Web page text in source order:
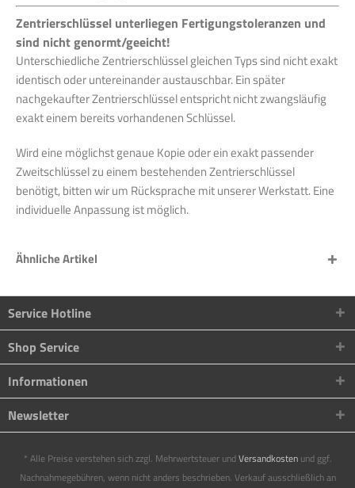
Zentrierschlüssel unterliegen Fertigungstoleranzen und
sind nicht genormt/geeicht!
Unterschiedliche Zentrierschlüssel gleichen Typs sind nicht exakt
identisch oder untereinander austauschbar. Ein später
nachgekaufter Zentrierschlüssel entspricht nicht zwangsläufig
exakt einem bereits vorhandenen Schlüssel.
Wird eine möglichst genaue Kopie oder ein exakt passender
Zweitschlüssel zu einem bestehenden Zentrierschlüssel
benötigt, bitten wir um Rücksprache mit unserer Werkstatt. Eine
individuelle Anpassung ist möglich.
Ähnliche Artikel
Service Hotline
Shop Service
Informationen
Newsletter
* Alle Preise verstehen sich zzgl. Mehrwertsteuer undVersandkostenund ggf.
Nachnahmegebühren, wenn nicht anders beschrieben. Verkauf ausschließlich an